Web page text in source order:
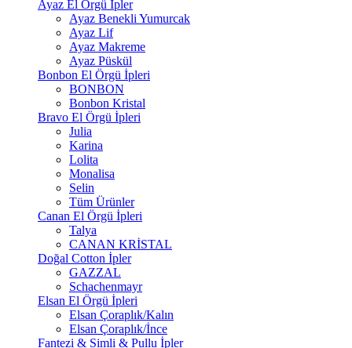
Ayaz El Örgü İpler
Ayaz Benekli Yumurcak
Ayaz Lif
Ayaz Makreme
Ayaz Püskül
Bonbon El Örgü İpleri
BONBON
Bonbon Kristal
Bravo El Örgü İpleri
Julia
Karina
Lolita
Monalisa
Selin
Tüm Ürünler
Canan El Örgü İpleri
Talya
CANAN KRİSTAL
Doğal Cotton İpler
GAZZAL
Schachenmayr
Elsan El Örgü İpleri
Elsan Çoraplık/Kalın
Elsan Çoraplık/İnce
Fantezi & Simli & Pullu İpler